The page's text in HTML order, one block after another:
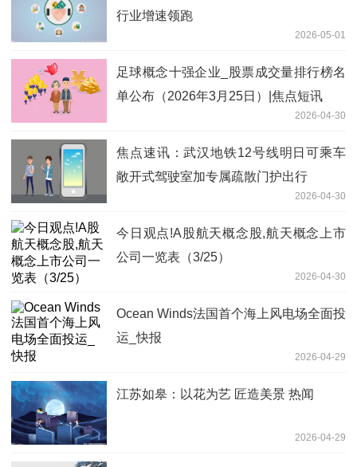
行业增速领跑
2026-05-01
足球概念十强企业_股票成交量排行榜名
单公布（2026年3月25日）|焦点短讯
2026-04-30
焦点速讯：武汉地铁12号线明日可乘车
敞开式驾驶室加专属疏散门护出行
2026-04-30
今日观点!A股航天概念股,航天概念上市
公司一览表（3/25）
2026-04-30
Ocean Winds法国首个海上风电场全面投
运_快报
2026-04-29
江苏如皋：以花为艺 匠造美景 热闻
2026-04-29